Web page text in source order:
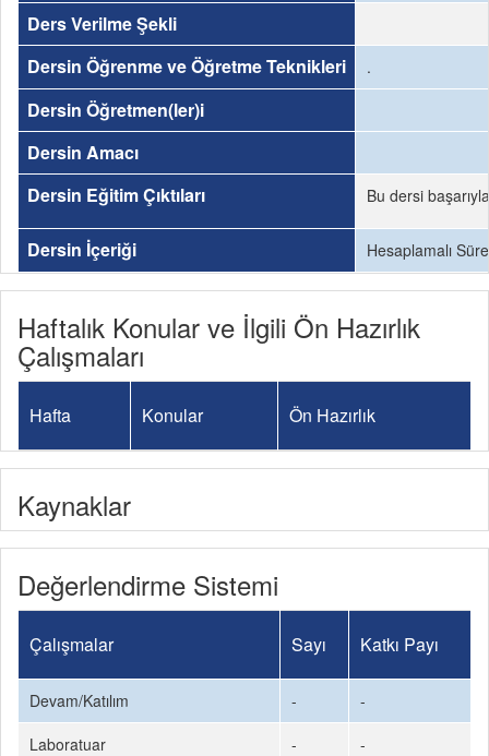
Ders Verilme Şekli
Dersin Öğrenme ve Öğretme Teknikleri
.
Dersin Öğretmen(ler)i
Dersin Amacı
Dersin Eğitim Çıktıları
Bu dersi
Dersin İçeriği Hesaplamalı
Haftalık Konular ve İlgili Ön Hazırlık
Çalışmaları
Hafta Konular Ön Hazırlık
Kaynaklar
Değerlendirme Sistemi
Çalışmalar Sayı Katkı Payı
Devam/Katılım -
-
Laboratuar
-
-